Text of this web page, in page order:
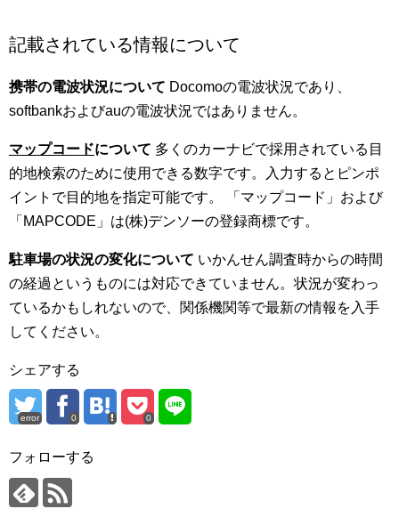
記載されている情報について
携帯の電波状況について Docomoの電波状況であり、
softbankおよびauの電波状況ではありません。
マップコードについて 多くのカーナビで採用されている目
的地検索のために使用できる数字です。入力するとピンポ
イントで目的地を指定可能です。 「マップコード」および
「MAPCODE」は(株)デンソーの登録商標です。
駐車場の状況の変化について いかんせん調査時からの時間
の経過というものには対応できていません。状況が変わっ
ているかもしれないので、関係機関等で最新の情報を入手
してください。
シェアする
error 0 0
フォローする